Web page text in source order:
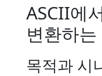
ASCII에
변환하
목적과 시